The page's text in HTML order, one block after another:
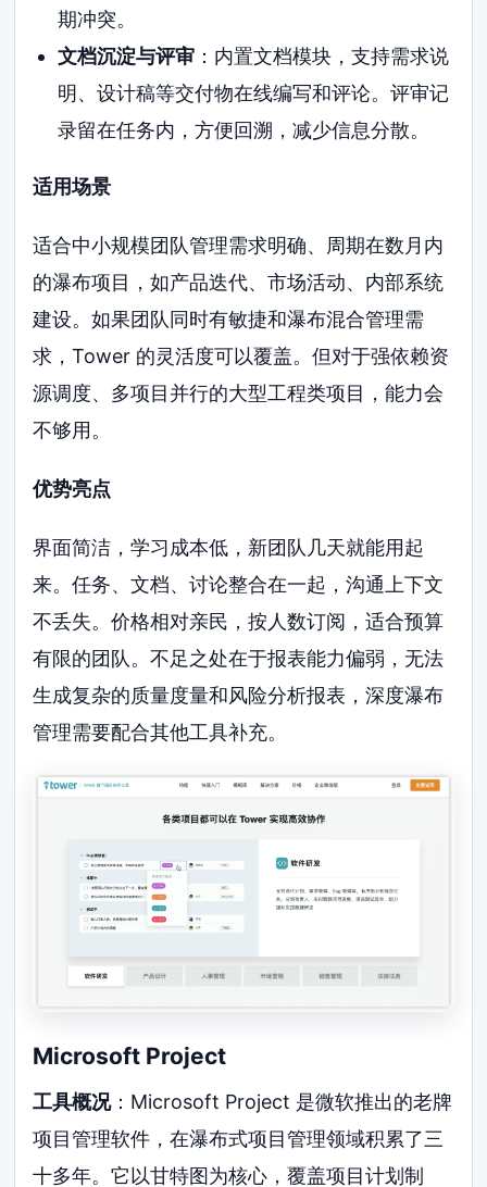
期冲突。
文档沉淀与评审：内置文档模块，支持需求说
明、设计稿等交付物在线编写和评论。评审记
录留在任务内，方便回溯，减少信息分散。
适用场景
适合中小规模团队管理需求明确、周期在数月内
的瀑布项目，如产品迭代、市场活动、内部系统
建设。如果团队同时有敏捷和瀑布混合管理需
求，Tower 的灵活度可以覆盖。但对于强依赖资
源调度、多项目并行的大型工程类项目，能力会
不够用。
优势亮点
界面简洁，学习成本低，新团队几天就能用起
来。任务、文档、讨论整合在一起，沟通上下文
不丢失。价格相对亲民，按人数订阅，适合预算
有限的团队。不足之处在于报表能力偏弱，无法
生成复杂的质量度量和风险分析报表，深度瀑布
管理需要配合其他工具补充。
Microsoft Project
工具概况：Microsoft Project 是微软推出的老牌
项目管理软件，在瀑布式项目管理领域积累了三
十多年。它以甘特图为核心，覆盖项目计划制